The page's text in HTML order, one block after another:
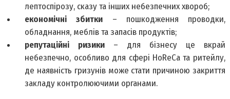
лептоспірозу, сказу та інших небезпечних хвороб;
економічні збитки – пошкодження проводки,
обладнання, меблів та запасів продуктів;
репутаційні ризики – для бізнесу це вкрай
небезпечно, особливо для сфері HoReCa та ритейлу,
де наявність гризунів може стати причиною закриття
закладу контролюючими органами.